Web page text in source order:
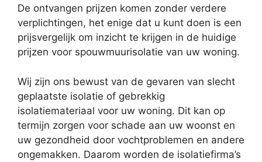
De ontvangen prijzen komen zonder verdere
verplichtingen, het enige dat u kunt doen is een
prijsvergelijk om inzicht te krijgen in de huidige
prijzen voor spouwmuurisolatie van uw woning.
Wij zijn ons bewust van de gevaren van slecht
geplaatste isolatie of gebrekkig
isolatiemateriaal voor uw woning. Dit kan op
termijn zorgen voor schade aan uw woonst en
uw gezondheid door vochtproblemen en andere
ongemakken. Daarom worden de isolatiefirma’s